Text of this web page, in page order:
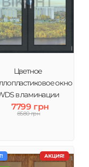
Цветное
окно
в ламинации
тонировка
зеркало
7799 грн
8580 грн
АКЦИЯ!